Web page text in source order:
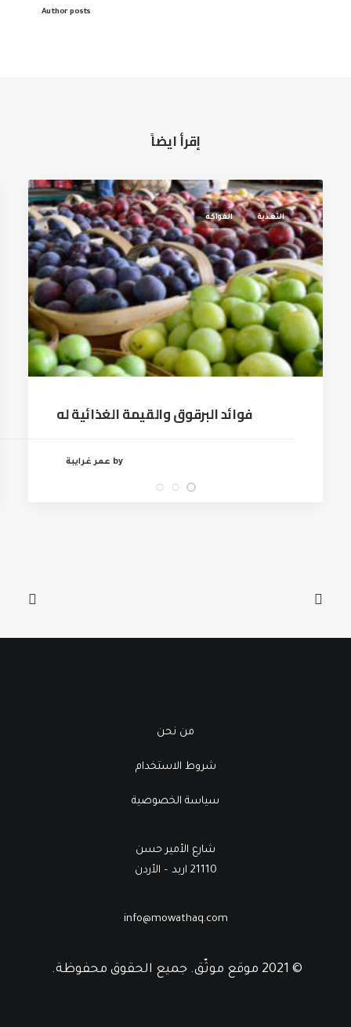
Author posts
إقرأ ايضاً
التغذية الفواكه
فوائد البرقوق والقيمة الغذائية له
by عمر غرايبة
© 2021 موقع موثّق. جميع الحقوق محفوظة.
من نحن
شروط الاستخدام
سياسة الخصوصية
شارع الأمير حسن
21110 اربد – الأردن
info@mowathaq.com